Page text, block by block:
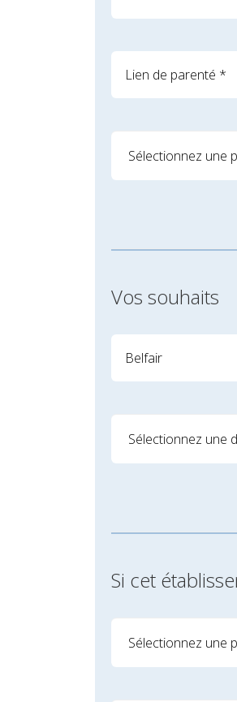
Vos souhaits
Si cet